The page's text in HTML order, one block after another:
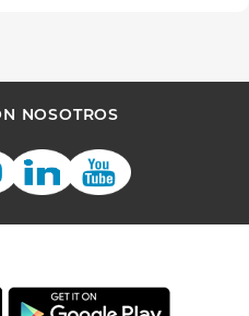
NOSOTROS